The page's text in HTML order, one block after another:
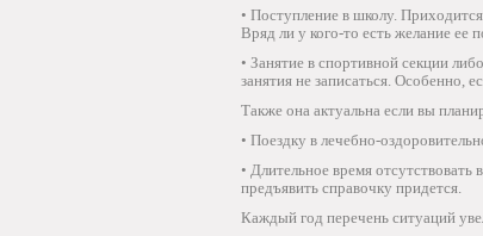
• Поступление в школу.
Вряд ли у кого-то есть желание ее
• Занятие в спортивной секции
занятия не записаться. Особенно,
Также она актуальна если вы
• Поездку в лечебно-
• Длительное время отсутствовать
предъявить справочку придется.
Каждый год перечень ситуаций